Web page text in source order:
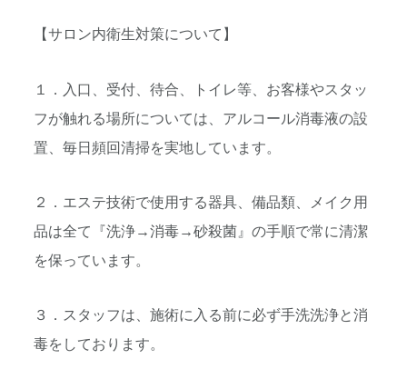
【サロン内衛生対策について】
１．入口、受付、待合、トイレ等、 お客様やスタッ
フが触れる場所については、 アルコール消毒液の設
置、毎日頻回清掃を実地しています。
２．エステ技術で使用する器具、備品類、メイク用
品は全て『洗浄→消毒→砂殺菌』の手順で常に清潔
を保っています。
３．スタッフは、 施術に入る前に必ず手洗洗浄と消
毒をしております。